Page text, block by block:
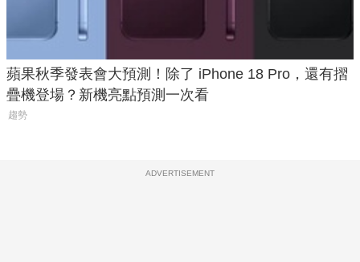
蘋果秋季發表會大預測！除了 iPhone 18 Pro，還有摺
疊機登場？新機亮點預測一次看
趨勢
ADVERTISEMENT